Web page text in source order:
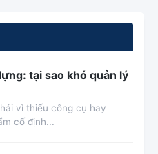
tại sao khó quản lý
vì thiếu công cụ hay
cố định...